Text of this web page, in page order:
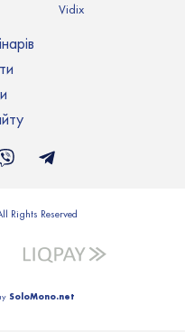
Vidix
Rights Reserved
SoloMono.net